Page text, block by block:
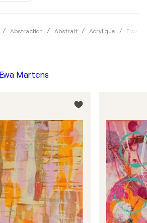
Abstraction Abstrait Acrylique Ewa
Ewa Martens